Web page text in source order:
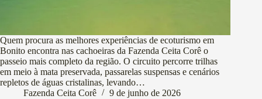
Quem procura as melhores experiências de ecoturismo em
Bonito encontra nas cachoeiras da Fazenda Ceita Corê o
passeio mais completo da região. O circuito percorre trilhas
em meio à mata preservada, passarelas suspensas e cenários
repletos de águas cristalinas, levando…
Fazenda Ceita Corê
9 de junho de 2026